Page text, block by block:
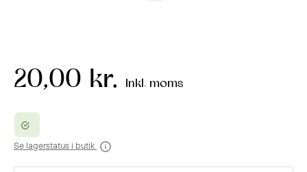
20,00 kr. Inkl. moms
Se lagerstatus i butik